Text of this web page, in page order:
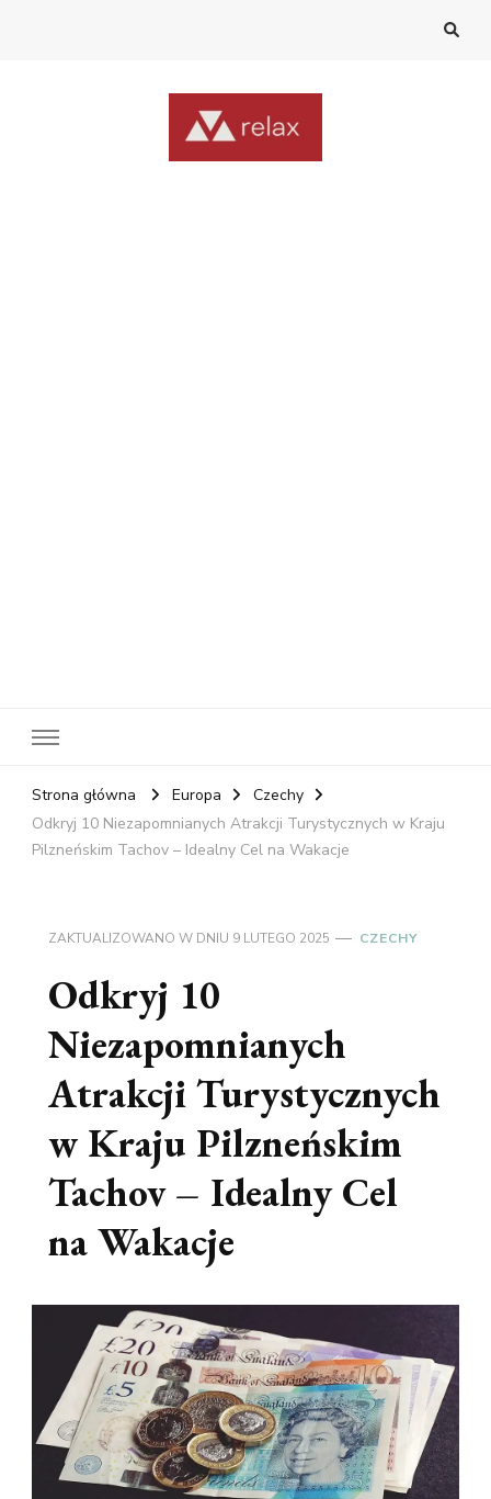
Strona główna Europa
Czechy
Odkryj 10 Niezapomnianych Atrakcji Turystycznych w Kraju
Pilzneńskim Tachov – Idealny Cel na Wakacje
ZAKTUALIZOWANO W DNIU 9 LUTEGO 2025 CZECHY
Odkryj 10
Niezapomnianych
Atrakcji Turystycznych
w Kraju Pilzneńskim
Tachov – Idealny Cel
na Wakacje